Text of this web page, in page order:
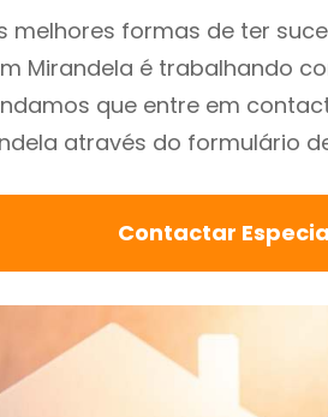
melhores formas de ter
Mirandela é trabalhando
que entre em
através do formulário
Contactar